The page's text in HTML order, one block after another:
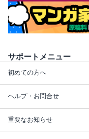
サポートメニュー
初めての方へ
ヘルプ・お問合せ
重要なお知らせ